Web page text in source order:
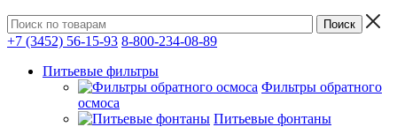
+7 (3452) 56-15-93 8-800-234-08-89
Питьевые фильтры
Фильтры обратного
осмоса
Питьевые фонтаны